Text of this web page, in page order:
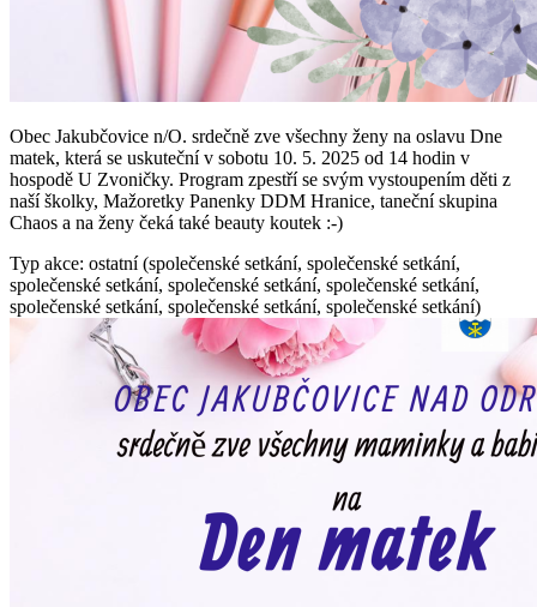
Obec Jakubčovice n/O. srdečně zve všechny ženy na oslavu Dne
matek, která se uskuteční v sobotu 10. 5. 2025 od 14 hodin v
hospodě U Zvoničky. Program zpestří se svým vystoupením děti z
naší školky, Mažoretky Panenky DDM Hranice, taneční skupina
Chaos a na ženy čeká také beauty koutek :-)
Typ akce: ostatní (společenské setkání, společenské setkání,
společenské setkání, společenské setkání, společenské setkání,
společenské setkání, společenské setkání, společenské setkání)